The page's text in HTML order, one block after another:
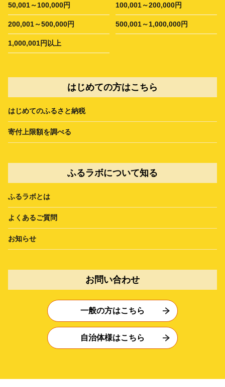
50,001～100,000円 100,001～200,000円
200,001～500,000円 500,001～1,000,000円
1,000,001円以上
はじめての方はこちら
はじめてのふるさと納税
寄付上限額を調べる
ふるラボについて知る
ふるラボとは
よくあるご質問
お知らせ
お問い合わせ
一般の方はこちら
自治体様はこちら